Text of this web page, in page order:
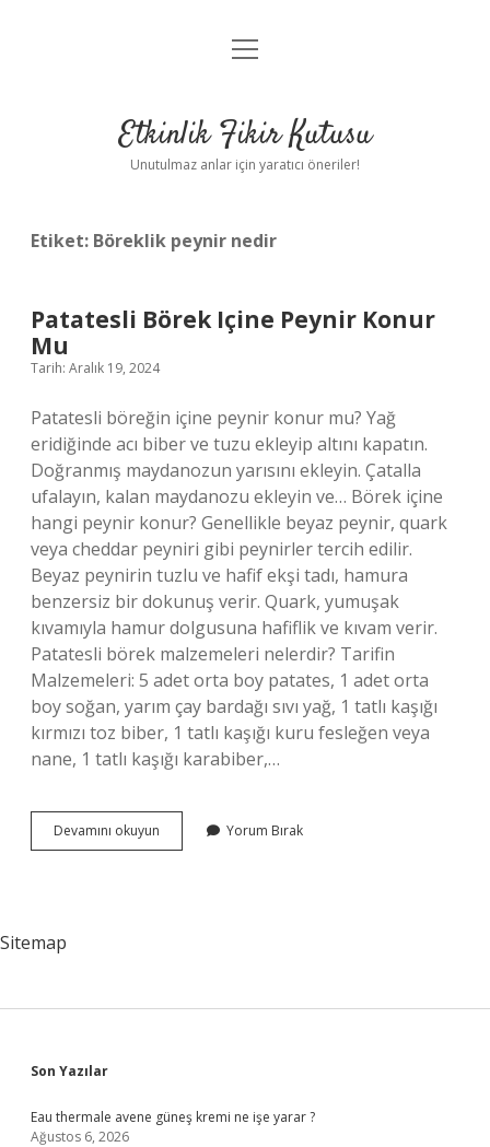
Anasayfa
Yasal Uyarı
menüyü
Etkinlik Fikir Kutusu
Unutulmaz anlar için yaratıcı öneriler!
Etiket: Böreklik peynir nedir
Patatesli Börek Içine Peynir Konur
Mu
Tarih: Aralık 19, 2024
Patatesli böreğin içine peynir konur mu? Yağ
eridiğinde acı biber ve tuzu ekleyip altını kapatın.
Doğranmış maydanozun yarısını ekleyin. Çatalla
ufalayın, kalan maydanozu ekleyin ve… Börek içine
hangi peynir konur? Genellikle beyaz peynir, quark
veya cheddar peyniri gibi peynirler tercih edilir.
Beyaz peynirin tuzlu ve hafif ekşi tadı, hamura
benzersiz bir dokunuş verir. Quark, yumuşak
kıvamıyla hamur dolgusuna hafiflik ve kıvam verir.
Patatesli börek malzemeleri nelerdir? Tarifin
Malzemeleri: 5 adet orta boy patates, 1 adet orta
boy soğan, yarım çay bardağı sıvı yağ, 1 tatlı kaşığı
kırmızı toz biber, 1 tatlı kaşığı kuru fesleğen veya
nane, 1 tatlı kaşığı karabiber,…
Devamını okuyun Patatesli
Börek
Yorum Bırak
Sitemap
Sidebar
Son Yazılar
Eau thermale avene güneş kremi ne işe yarar ?
Ağustos 6, 2026